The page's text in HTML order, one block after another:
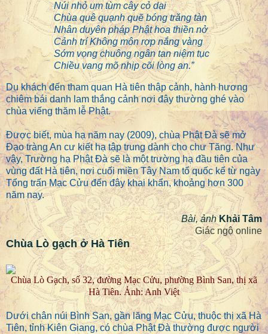
Núi nhỏ um tùm cây cỏ dại
Chùa quê quạnh quẽ bóng trăng tàn
Nhân duyên pháp Phật hoa thiền nở
Cảnh trí Không môn rợp nắng vàng
Sớm vọng chuông ngân tan niệm tục
Chiều vang mõ nhịp cõi lòng an.”
Du khách đến tham quan Hà tiên thập cảnh, hành hương
chiêm bái danh lam thắng cảnh nơi đây thường ghé vào
chùa viếng thăm lễ Phật.
Được biết, mùa hạ năm nay (2009), chùa Phật Đà sẽ mở
Đạo tràng An cư kiết hạ tập trung dành cho chư Tăng. Như
vậy, Trường hạ Phật Đà sẽ là một trường hạ đầu tiên của
vùng đất Hà tiên, nơi cuối miền Tây Nam tổ quốc kể từ ngày
Tổng trấn Mạc Cửu đến đây khai khẩn, khoảng hơn 300
năm nay.
Bài, ảnh Khải Tâm
Giác ngộ online
Chùa Lò gạch ở Hà Tiên
Chùa Lò Gạch, số 32, đường Mạc Cửu, phường Bình San, thị xã
Hà Tiên. Ảnh: Anh Việt
Dưới chân núi Bình San, gần lăng Mạc Cửu, thuộc thị xã Hà
Tiên, tỉnh Kiên Giang, có chùa Phật Đà thường được người